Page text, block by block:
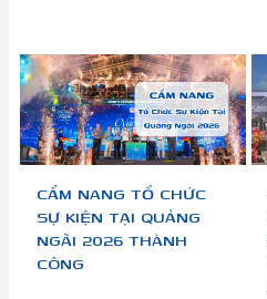
CẨM NANG TỔ CHỨC
SỰ KIỆN TẠI QUẢNG
NGÃI 2026 THÀNH
CÔNG